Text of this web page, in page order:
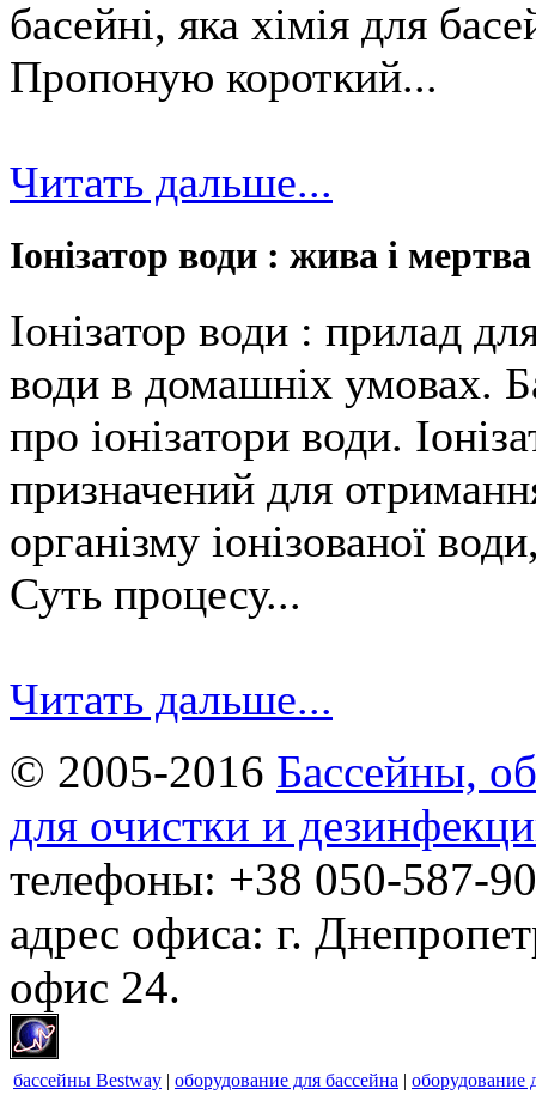
басейні, яка хімія для
Пропоную короткий...
Читать дальше...
Іонізатор води : жива і
Іонізатор води : прилад
води в домашніх умовах.
про іонізатори води.
призначений для
організму іонізованої
Суть процесу...
Читать дальше...
© 2005-2016 Бассейны,
для очистки и
телефоны: +38 050-587-
адрес офиса: г.
офис 24.
бассейны Bestway | оборудование для бассейна | оборудование